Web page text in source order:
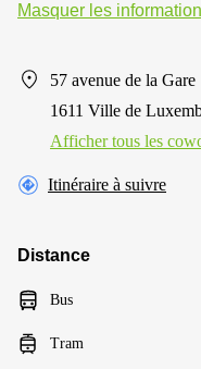
Masquer les
57 avenue de la Gare
1611 Ville de
Afficher tous les
Itinéraire à suivre
Distance
Bus
Tram